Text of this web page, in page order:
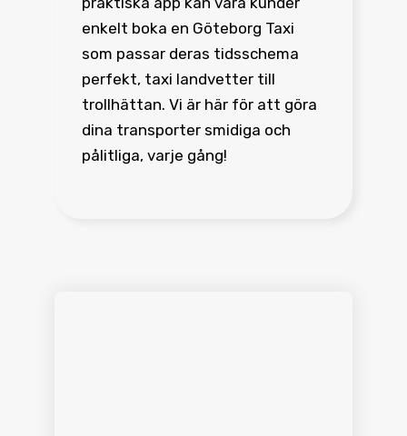
enkelt boka en Göteborg Taxi
som passar deras tidsschema
perfekt, taxi landvetter till
trollhättan. Vi är här för att göra
dina transporter smidiga och
pålitliga, varje gång!